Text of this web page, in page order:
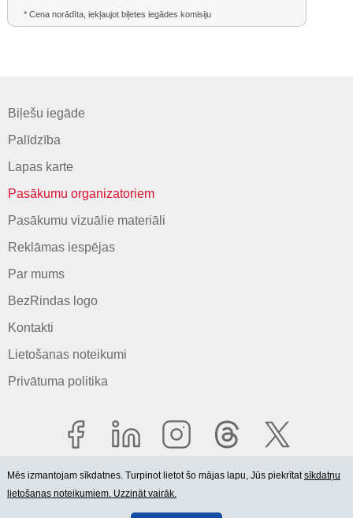
* Cena norādīta, iekļaujot biļetes iegādes komisiju
Biļešu iegāde
Palīdzība
Lapas karte
Pasākumu organizatoriem
Pasākumu vizuālie materiāli
Reklāmas iespējas
Par mums
BezRindas logo
Kontakti
Lietošanas noteikumi
Privātuma politika
© 2006-2026 SIA "BEZRINDAS.LV".
Mēs izmantojam sīkdatnes. Turpinot lietot šo mājas lapu, Jūs piekrītatsīkdatņu
lietošanas noteikumiem. Uzzināt vairāk.